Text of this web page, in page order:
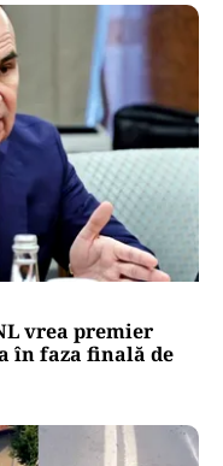
vrea premier
în faza finală de